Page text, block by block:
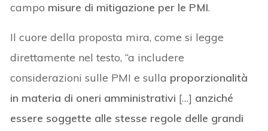
campo misure di mitigazione per le PMI.
Il cuore della proposta mira, come si legge
direttamente nel testo, “a includere
considerazioni sulle PMI e sulla proporzionalità
in materia di oneri amministrativi […] anziché
essere soggette alle stesse regole delle grandi